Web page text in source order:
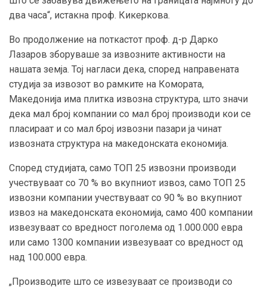
два часа“, истакна проф. Кикеркова.
Во продолжение на поткастот проф. д-р Дарко
Лазаров зборуваше за извозните активности на
нашата земја. Тој нагласи дека, според направената
студија за извозот во рамките на Комората,
Македонија има плитка извозна структура, што значи
дека мал број компании со мал број производи кои се
пласираат и со мал број извозни пазари ја чинат
извозната структура на македонската економија.
Според студијата, само ТОП 25 извозни производи
учествуваат со 70 % во вкупниот извоз, само ТОП 25
извозни компании учествуваат со 90 % во вкупниот
извоз на македонската економија, само 400 компании
извезуваат со вредност поголема од 1.000.000 евра
или само 1300 компании извезуваат со вредност од
над 100.000 евра.
„Производите што се извезуваат се производи со